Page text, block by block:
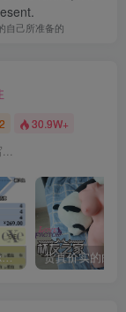
自己所准备的
2 30.9W+
“我从河北省来”—exe河北彩花（中高刺激）评测 | ¥200-400区间 – 4星推荐